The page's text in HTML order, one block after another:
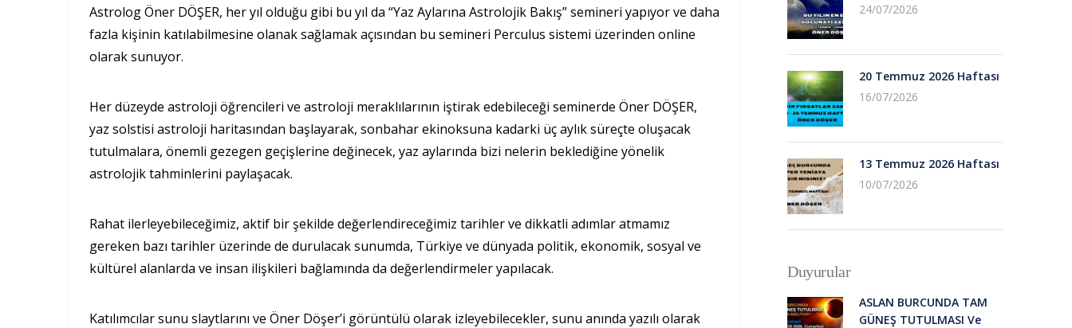
Astrolog Öner DÖŞER, her yıl olduğu gibi bu yıl da “Yaz Aylarına Astrolojik Bakış” semineri yapıyor ve daha
fazla kişinin katılabilmesine olanak sağlamak açısından bu semineri Perculus sistemi üzerinden online
olarak sunuyor.
Her düzeyde astroloji öğrencileri ve astroloji meraklılarının iştirak edebileceği seminerde Öner DÖŞER,
yaz solstisi astroloji haritasından başlayarak, sonbahar ekinoksuna kadarki üç aylık süreçte oluşacak
tutulmalara, önemli gezegen geçişlerine değinecek, yaz aylarında bizi nelerin beklediğine yönelik
astrolojik tahminlerini paylaşacak.
Rahat ilerleyebileceğimiz, aktif bir şekilde değerlendireceğimiz tarihler ve dikkatli adımlar atmamız
gereken bazı tarihler üzerinde de durulacak sunumda, Türkiye ve dünyada politik, ekonomik, sosyal ve
kültürel alanlarda ve insan ilişkileri bağlamında da değerlendirmeler yapılacak.
Katılımcılar sunu slaytlarını ve Öner Döşer’i görüntülü olarak izleyebilecekler, sunu anında yazılı olarak
24/07/2026
20 Temmuz 2026 Haftası
16/07/2026
13 Temmuz 2026 Haftası
10/07/2026
Duyurular
ASLAN BURCUNDA TAM
GÜNEŞ TUTULMASI Ve